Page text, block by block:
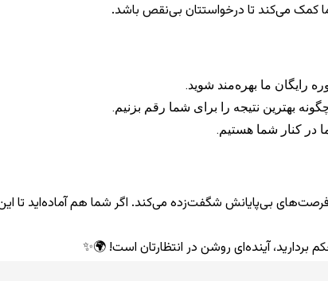
شما کمک می‌کند تا درخواستتان بی‌نقص باشد.
رایگان ما بهره‌مند شوید.
بهترین نتیجه را برای شما رقم بزنیم.
در کنار شما هستیم.
بی‌پایانش شگفت‌زده می‌کند. اگر شما هم آماده‌اید تا این
بردارید، آینده‌ای روشن در انتظارتان است! 🌍✨